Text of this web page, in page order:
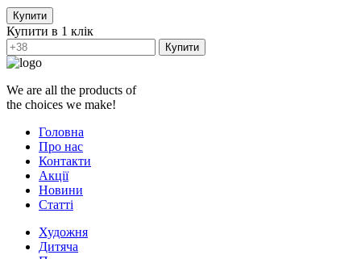
Купити
Купити в 1 клік
Купити
We are all the products of
the choices we make!
Головна
Про нас
Контакти
Акції
Новини
Статті
Художня
Дитяча